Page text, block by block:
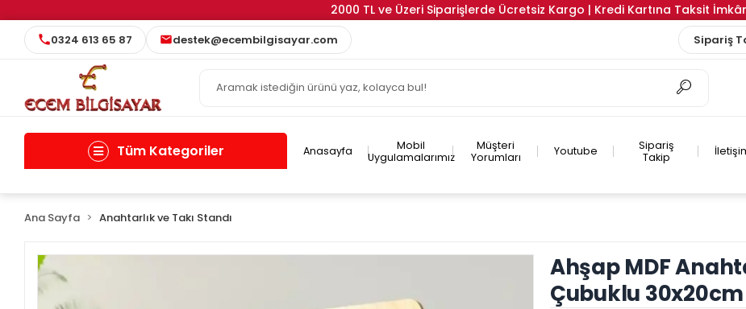
2000 TL ve Üzeri Siparişlerde Ücretsiz Kargo | Kredi Kartına Taksit
0324 613 65 87 destek@ecembilgisayar.com Sipariş
Tüm Kategoriler Anasayfa
Mobil
Uygulamalarımız
Müşteri
Yorumları
Youtube
Sipariş
Takip
Ana Sayfa Anahtarlık ve Takı Standı
Ahşap MDF
Çubuklu